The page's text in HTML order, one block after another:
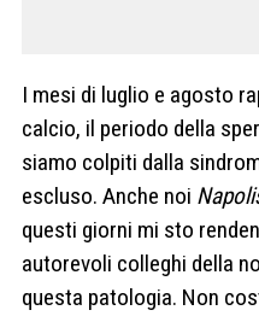
I mesi di luglio e agosto
calcio, il periodo della
siamo colpiti dalla
escluso. Anche noi
questi giorni mi sto
autorevoli colleghi della
questa patologia. Non